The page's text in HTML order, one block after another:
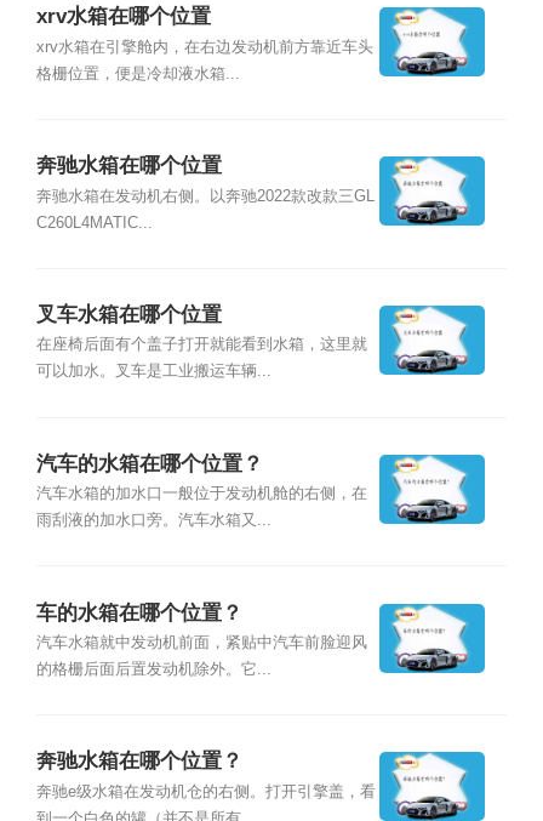
xrv水箱在哪个位置
xrv水箱在引擎舱内，在右边发动机前方靠近车头
格栅位置，便是冷却液水箱...
奔驰水箱在哪个位置
奔驰水箱在发动机右侧。以奔驰2022款改款三GL
C260L4MATIC...
叉车水箱在哪个位置
在座椅后面有个盖子打开就能看到水箱，这里就
可以加水。叉车是工业搬运车辆...
汽车的水箱在哪个位置？
汽车水箱的加水口一般位于发动机舱的右侧，在
雨刮液的加水口旁。汽车水箱又...
车的水箱在哪个位置？
汽车水箱就中发动机前面，紧贴中汽车前脸迎风
的格栅后面后置发动机除外。它...
奔驰水箱在哪个位置？
奔驰e级水箱在发动机仓的右侧。打开引擎盖，看